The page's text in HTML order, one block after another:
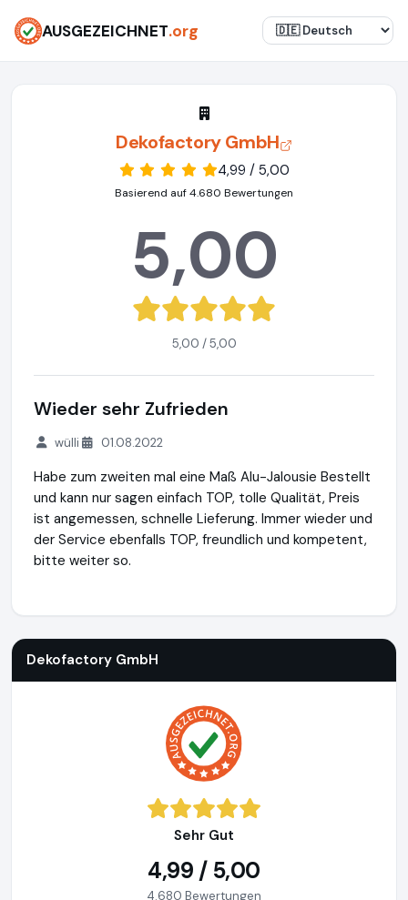
AUSGEZEICHNET.org
Dekofactory GmbH
4,99 / 5,00
Basierend auf 4.680 Bewertungen
5,00
5,00 / 5,00
Wieder sehr Zufrieden
wülli 01.08.2022
Habe zum zweiten mal eine Maß Alu-Jalousie Bestellt
und kann nur sagen einfach TOP, tolle Qualität, Preis
ist angemessen, schnelle Lieferung. Immer wieder und
der Service ebenfalls TOP, freundlich und kompetent,
bitte weiter so.
Dekofactory GmbH
Sehr Gut
4,99 / 5,00
4.680 Bewertungen